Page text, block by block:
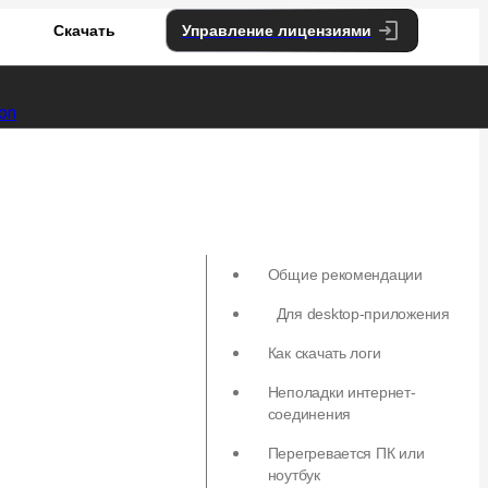
Скачать Управление лицензиями
Общие рекомендации
Для desktop-приложения
Как скачать логи
Неполадки интернет-
соединения
Перегревается ПК или
ноутбук